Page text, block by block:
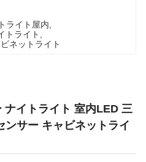
ライト屋内
トライト
ネットライト
ナイトライト 室内LED 三
サー キャビネットライ